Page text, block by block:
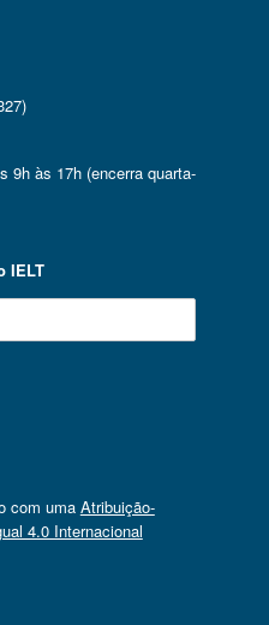
9h às 17h (encerra quarta-
IELT
com uma Atribuição-
4.0 Internacional